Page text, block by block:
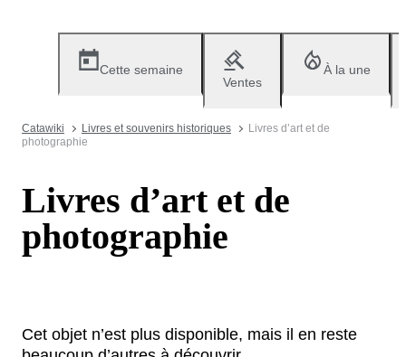
Cette semaine
Ventes
À la une
Catawiki Livres et souvenirs historiques
Livres d’art et de
photographie
Livres d’art et de
photographie
Cet objet n’est plus disponible, mais il en reste